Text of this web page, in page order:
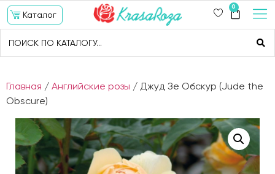
Каталог
0
Главная / Английские розы / Джуд Зе Обскур (Jude the
Obscure)